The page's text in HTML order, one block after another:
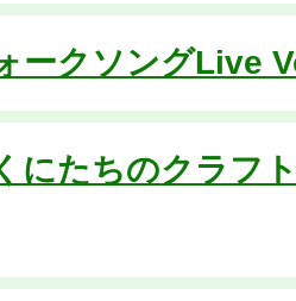
ークソングLive
にたちのクラフ